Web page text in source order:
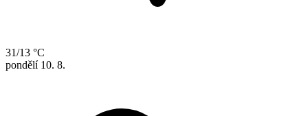
31/13 °C
pondělí 10. 8.